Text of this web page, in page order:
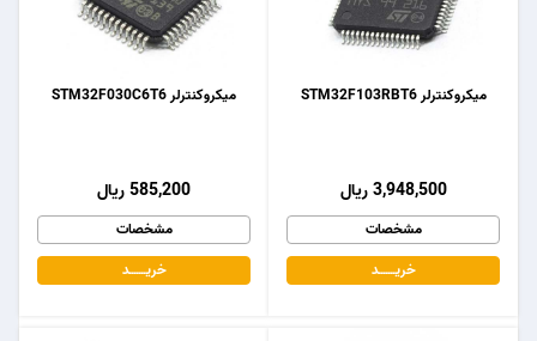
میکروکنترلر STM32F030C6T6
585,200 ریال
مشخصات
خریـــــــد
میکروکنترلر STM32F103RBT6
3,948,500 ریال
مشخصات
خریـــــــد